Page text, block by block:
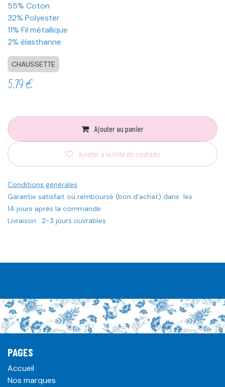
55% Coton
32% Polyester
11% Fil métallique
2% élasthanne
CHAUSSETTE
5,79€
Ajouter au panier
Ajouter à la liste de souhaits
Conditions générales
Garantie satisfait ou remboursé (bon d'achat) dans les
14 jours après la commande
Livraison : 2-3 jours ouvrables
PAGES
Accueil
Nos marques